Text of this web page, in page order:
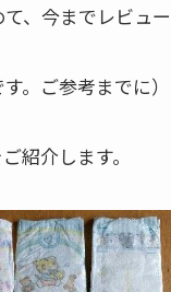
、今までレビュ
。ご参考までに）
紹介します。